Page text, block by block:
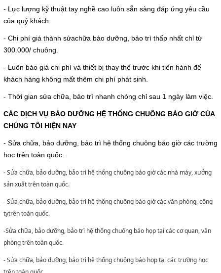
- Lực lượng kỹ thuật tay nghề cao luôn sẵn sàng đáp ứng yêu cầu
của quý khách.
- Chi phí giá thành sửachữa bảo dưỡng, bảo trì thấp nhất chỉ từ
300.000/ chuông.
- Luôn báo giá chi phí và thiết bị thay thế trước khi tiến hành để
khách hàng không mất thêm chi phí phát sinh.
- Thời gian sửa chữa, bảo trì nhanh chóng chỉ sau 1 ngày làm việc.
CÁC DỊCH VỤ BẢO DƯỠNG HỆ THỐNG CHUÔNG BÁO GIỜ CỦA
CHÚNG TÔI HIỆN NAY
- Sửa chữa, bảo dưỡng, bảo trì hệ thống chuông báo giờ các trường
học trên toàn quốc.
- Sửa chữa, bảo dưỡng, bảo trì hệ thống chuông báo giờ các nhà máy, xưởng
sản xuất trên toàn quốc.
- Sửa chữa, bảo dưỡng, bảo trì hệ thống chuông báo giờ các văn phòng, công
tytrên toàn quốc.
-Sửa chữa, bảo dưỡng, bảo trì hệ thống chuông báo họp tại các cơ quan, văn
phòng trên toàn quốc.
- Sửa chữa, bảo dưỡng, bảo trì hệ thống chuông báo họp tại các trường học